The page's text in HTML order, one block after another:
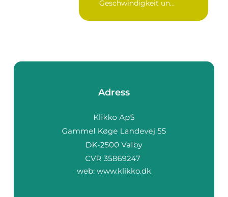
Geschwindigkeit un...
Adress
web: www.klikko.dk